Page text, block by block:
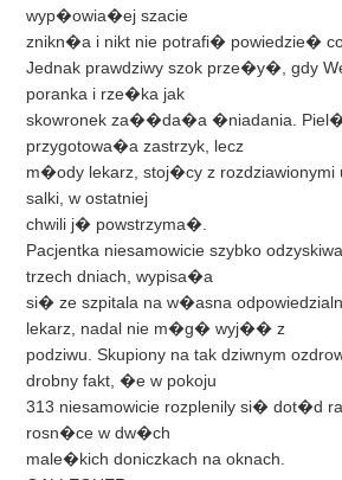
wyp�owia�ej szacie
znikn�a i nikt nie potrafi� powiedzie�
Jednak prawdziwy szok prze�y�, gdy
poranka i rze�ka jak
skowronek za��da�a �niadania.
przygotowa�a zastrzyk, lecz
m�ody lekarz, stoj�cy z rozdziawionymi
salki, w ostatniej
chwili j� powstrzyma�.
Pacjentka niesamowicie szybko
trzech dniach, wypisa�a
si� ze szpitala na w�asna
lekarz, nadal nie m�g� wyj�� z
podziwu. Skupiony na tak dziwnym
drobny fakt, �e w pokoju
313 niesamowicie rozplenily si� dot�d
rosn�ce w dw�ch
male�kich doniczkach na oknach.